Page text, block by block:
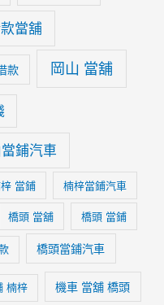
當舖
款 岡山 當舖
鋪汽車
當鋪 楠梓當鋪汽車
橋頭 當舖 橋頭 當鋪
橋頭當鋪汽車
楠梓 機車 當舖 橋頭